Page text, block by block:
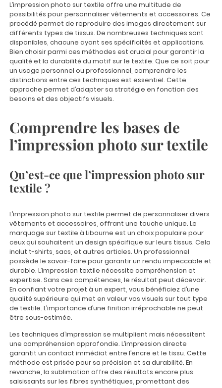
L’impression photo sur textile offre une multitude de
possibilités pour personnaliser vêtements et accessoires. Ce
procédé permet de reproduire des images directement sur
différents types de tissus. De nombreuses techniques sont
disponibles, chacune ayant ses spécificités et applications.
Bien choisir parmi ces méthodes est crucial pour garantir la
qualité et la durabilité du motif sur le textile. Que ce soit pour
un usage personnel ou professionnel, comprendre les
distinctions entre ces techniques est essentiel. Cette
approche permet d’adapter sa stratégie en fonction des
besoins et des objectifs visuels.
Comprendre les bases de
l’impression photo sur textile
Qu’est-ce que l’impression photo sur
textile ?
L’impression photo sur textile permet de personnaliser divers
vêtements et accessoires, offrant une touche unique. Le
marquage sur textile à Libourne est un choix populaire pour
ceux qui souhaitent un design spécifique sur leurs tissus. Cela
inclut t-shirts, sacs, et autres articles. Un professionnel
possède le savoir-faire pour garantir un rendu impeccable et
durable. L’impression textile nécessite compréhension et
expertise. Sans ces compétences, le résultat peut décevoir.
En confiant votre projet à un expert, vous bénéficiez d’une
qualité supérieure qui met en valeur vos visuels sur tout type
de textile. L’importance d’une finition irréprochable ne peut
être sous-estimée.
Les techniques d’impression se multiplient mais nécessitent
une compréhension approfondie. L’impression directe
garantit un contact immédiat entre l’encre et le tissu. Cette
méthode est prisée pour sa précision et sa durabilité. En
revanche, la sublimation offre des résultats encore plus
saisissants sur les fibres synthétiques, promettant des